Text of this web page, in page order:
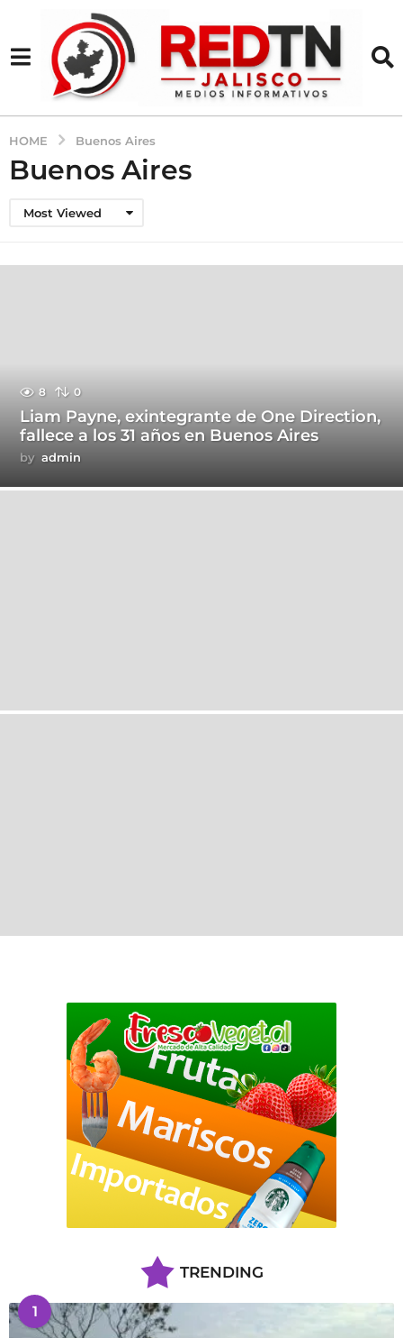
HOME Buenos Aires
Buenos Aires
Most Viewed
8 0
Liam Payne, exintegrante de One Direction,
fallece a los 31 años en Buenos Aires
by admin
TRENDING
1